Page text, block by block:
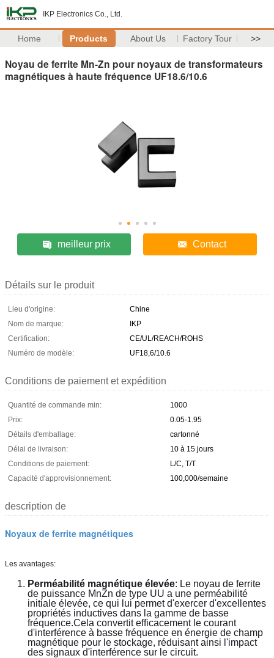
IKP Electronics Co., Ltd.
Home Products About Us Factory Tour >>
Noyau de ferrite Mn-Zn pour noyaux de transformateurs
magnétiques à haute fréquence UF18.6/10.6
meilleur prix Contact
Détails sur le produit
Lieu d'origine:
Chine
Nom de marque:
IKP
Certification:
CE/UL/REACH/ROHS
Numéro de modèle:
UF18,6/10.6
Conditions de paiement et expédition
Quantité de commande min:
1000
Prix:
0.05-1.95
Détails d'emballage:
cartonné
Délai de livraison:
10 à 15 jours
Conditions de paiement:
L/C, T/T
Capacité d'approvisionnement:
100,000/semaine
description de
Noyaux de ferrite magnétiques
Les avantages:
Perméabilité magnétique élevée: Le noyau de ferrite
de puissance MnZn de type UU a une perméabilité
initiale élevée, ce qui lui permet d'exercer d'excellentes
propriétés inductives dans la gamme de basse
fréquence.Cela convertit efficacement le courant
d'interférence à basse fréquence en énergie de champ
magnétique pour le stockage, réduisant ainsi l'impact
des signaux d'interférence sur le circuit.